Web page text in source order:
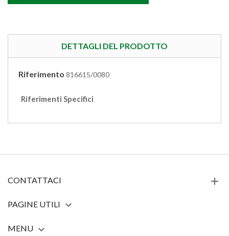
DETTAGLI DEL PRODOTTO
Riferimento 816615/0080
Riferimenti Specifici
CONTATTACI
PAGINE UTILI 
MENU 